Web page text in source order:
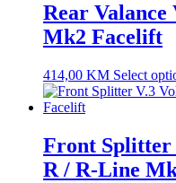
Rear Valance
Mk2 Facelift
414,00 KM Select
Front Splitter
R / R-Line